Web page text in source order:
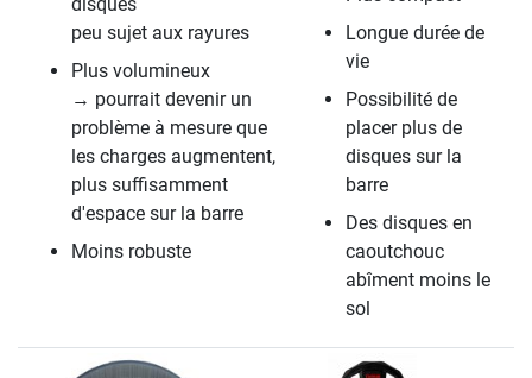
peu sujet aux rayures
Plus volumineux
→ pourrait devenir un
problème à mesure que
les charges augmentent,
plus suffisamment
d'espace sur la barre
Moins robuste
Longue durée de
vie
Possibilité de
placer plus de
disques sur la
barre
Des disques en
caoutchouc
abîment moins le
sol